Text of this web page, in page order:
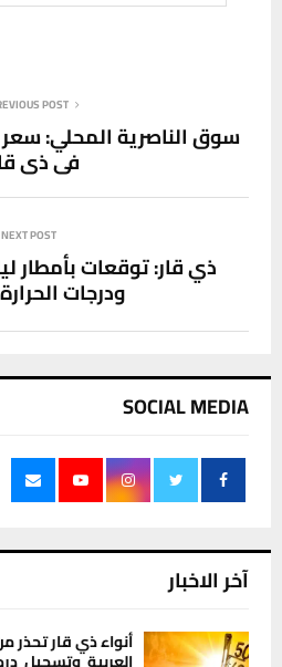
POST
سوق الناصرية المحلي: سعر
في ذي
NEXT POST
ذي قار: توقعات بأمطار
ودرجات
SOCIAL MEDIA
آخر الاخبار
أنواء ذي قار تحذر